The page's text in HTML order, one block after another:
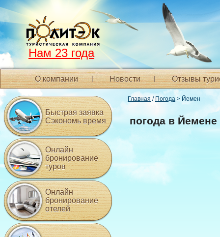
Нам 23 года
О компании Новости Отзывы
Главная / Погода> Йемен
погода в Йемене
Быстрая заявка
Сэкономь время
Онлайн
бронирование
туров
Онлайн
бронирование
отелей